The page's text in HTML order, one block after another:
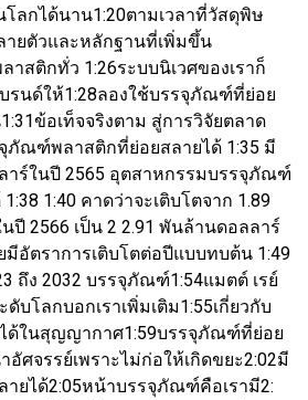
ลกได้นาน1:20ตามเวลาที่วัสดุพิษ
ายตัวและหลักฐานที่เพิ่มขึ้น
าสติกทั่ว 1:26ระบบนิเวศของเราก็
รนด์ให้1:28ลองใช้บรรจุภัณฑ์ที่ย่อย
ข้อเท็จจริงตาม สู่การวิจัยตลาด
ภัณฑ์พลาสติกที่ย่อยสลายได้ 1:35 มี
าร์ในปี 2565 อุตสาหกรรมบรรจุภัณฑ์
1:40 คาดว่าจะเติบโตจาก 1.89
ปี 2566 เป็น 2 2.91 พันล้านดอลลาร์
มีอัตราการเติบโตต่อปีแบบทบต้น 1:49
ถึง 2032 บรรจุภัณฑ์1:54แมตต์ เรย์
บโลกบอกเราเพิ่มเติม1:55เกี่ยวกับ
ด้ในสุญญากาศ1:59บรรจุภัณฑ์ที่ย่อย
อัศจรรย์เพราะไม่ก่อให้เกิดขยะ2:02มี
ยได้2:05หน้าบรรจุภัณฑ์คือเรามี2: